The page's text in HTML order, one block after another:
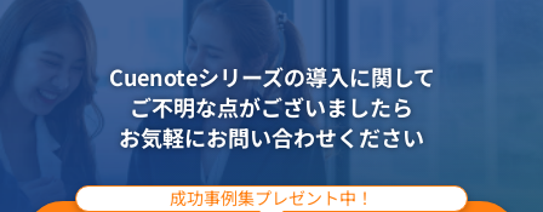
緊急参集・安否確認
SNSプロモーション支援事業
セキュリティ対策
デジタルマーケティング
Cuenoteシリーズの導入に関して
ご不明な点がございましたら
お気軽にお問い合わせください
成功事例集プレゼント中！